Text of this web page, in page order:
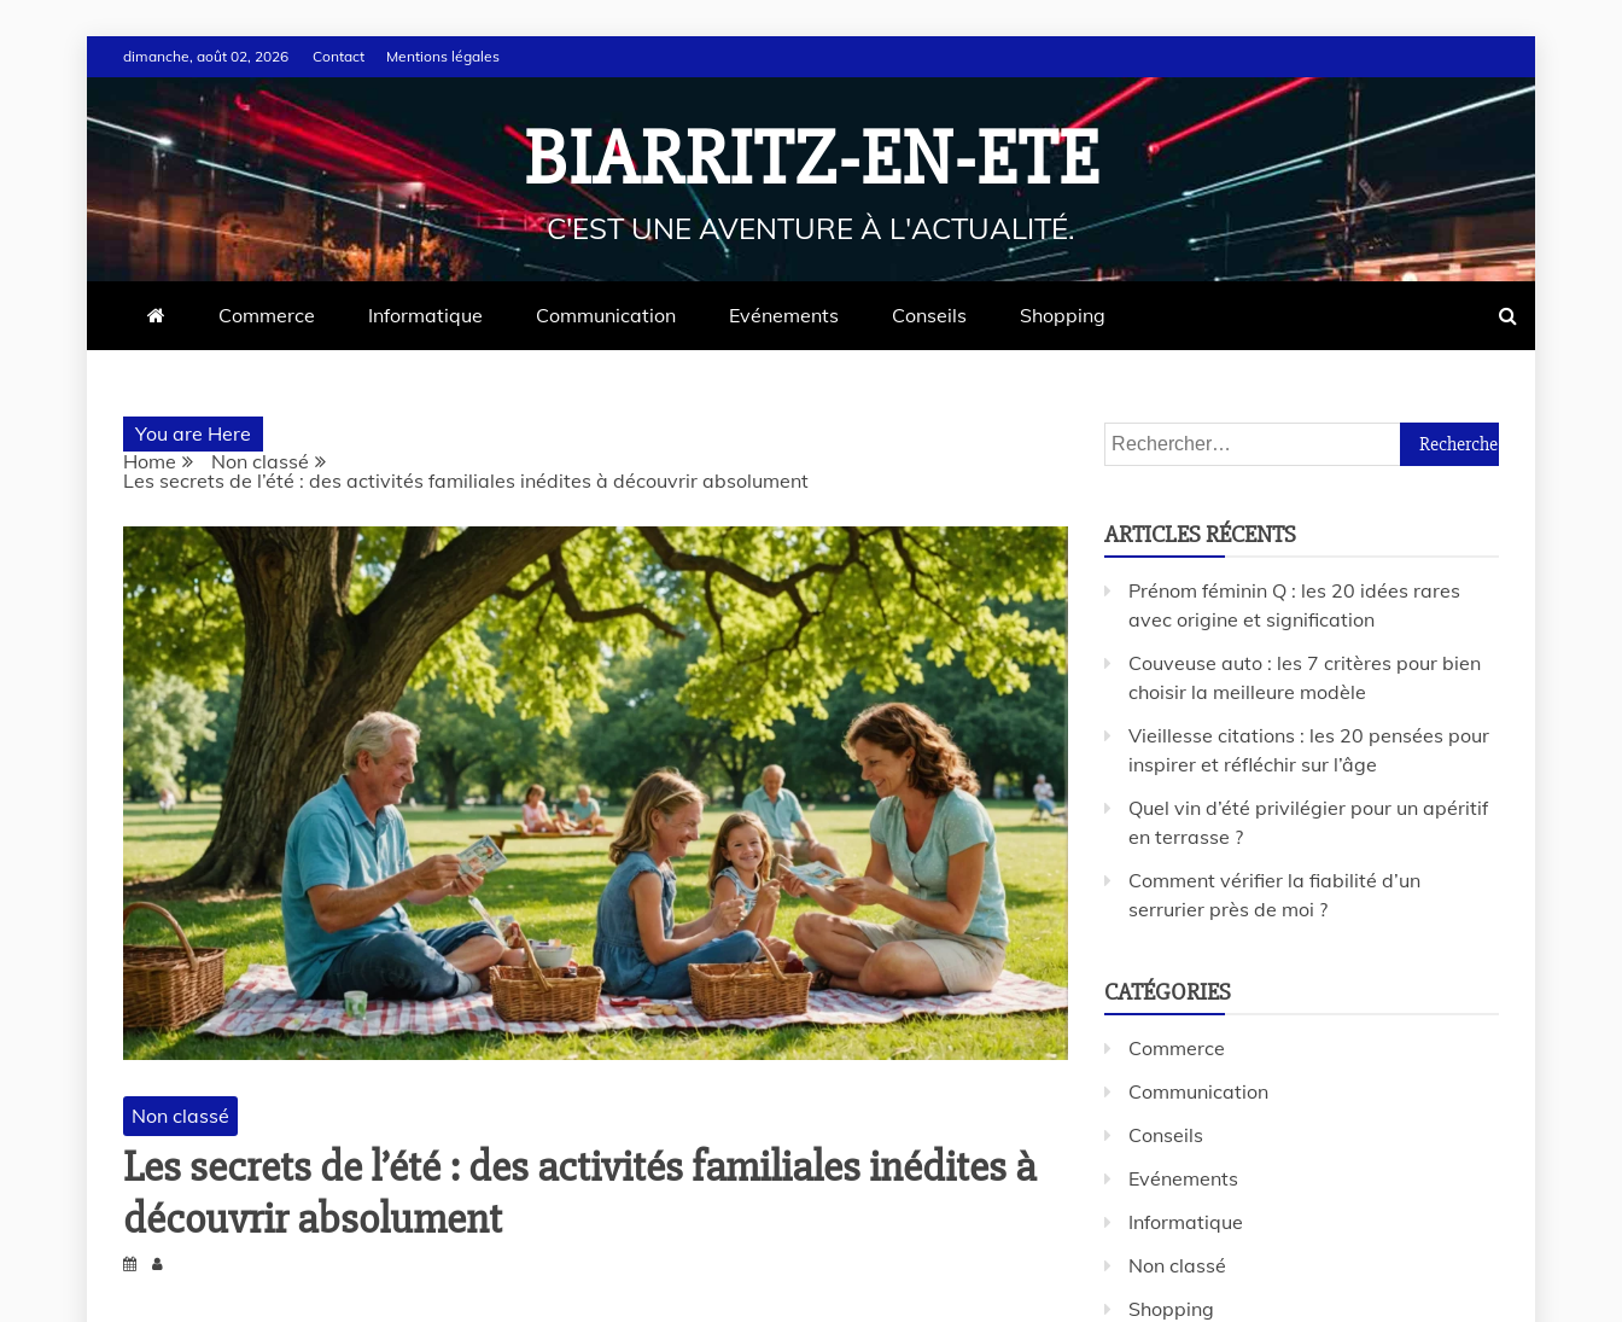
dimanche, août 02, 2026 Contact Mentions légales
BIARRITZ-EN-ETE
C'EST UNE AVENTURE À L'ACTUALITÉ.
Commerce Informatique Communication Evénements Conseils Shopping
You are Here
Home
Non classé
Les secrets de l’été : des activités familiales inédites à découvrir absolument
Non classé
Les secrets de l’été : des activités familiales inédites à
découvrir absolument
ARTICLES RÉCENTS
Prénom féminin Q : les 20 idées rares
avec origine et signification
Couveuse auto : les 7 critères pour bien
choisir la meilleure modèle
Vieillesse citations : les 20 pensées pour
inspirer et réfléchir sur l’âge
Quel vin d’été privilégier pour un apéritif
en terrasse ?
Comment vérifier la fiabilité d’un
serrurier près de moi ?
CATÉGORIES
Commerce
Communication
Conseils
Evénements
Informatique
Non classé
Shopping